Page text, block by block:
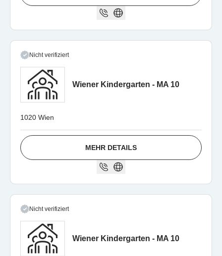
Nicht verifiziert
Wiener Kindergarten - MA 10
1020 Wien
MEHR DETAILS
Nicht verifiziert
Wiener Kindergarten - MA 10